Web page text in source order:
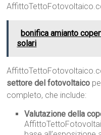
bonifica amianto
solari
settore del fotovoltaico
completo, che include:
Valutazione della